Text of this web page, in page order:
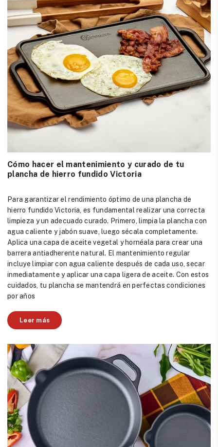
Cómo hacer el mantenimiento y curado de tu
plancha de hierro fundido Victoria
Para garantizar el rendimiento óptimo de una plancha de
hierro fundido Victoria, es fundamental realizar una correcta
limpieza y un adecuado curado. Primero, limpia la plancha con
agua caliente y jabón suave, luego sécala completamente.
Aplica una capa de aceite vegetal y hornéala para crear una
barrera antiadherente natural. El mantenimiento regular
incluye limpiar con agua caliente después de cada uso, secar
inmediatamente y aplicar una capa ligera de aceite. Con estos
cuidados, tu plancha se mantendrá en perfectas condiciones
por años
Leer más